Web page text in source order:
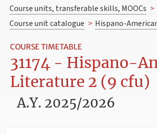
Course units, transferable skills, MOOCs >
Course unit catalogue > Hispano-
COURSE TIMETABLE
31174 - Hispano-
Literature 2 (9 cfu)
A.Y. 2025/2026